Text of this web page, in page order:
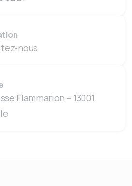
nous
Flammarion – 13001